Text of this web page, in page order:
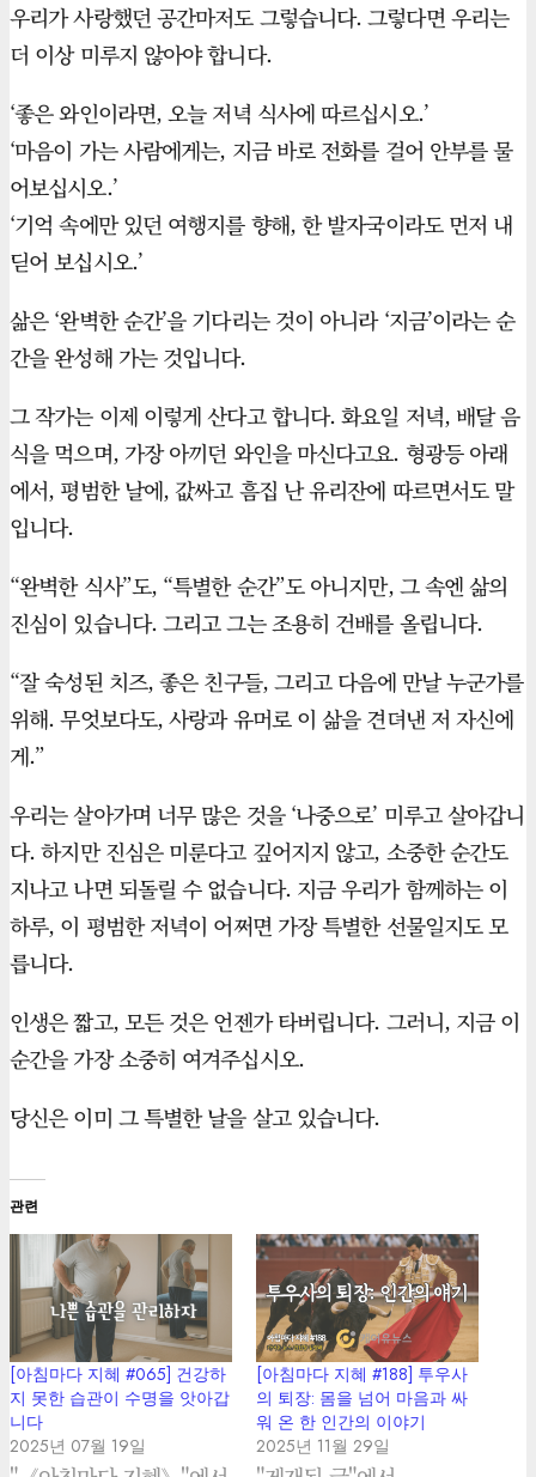
우리가 사랑했던 공간마저도 그렇습니다. 그렇다면 우리는
더 이상 미루지 않아야 합니다.
‘좋은 와인이라면, 오늘 저녁 식사에 따르십시오.’
‘마음이 가는 사람에게는, 지금 바로 전화를 걸어 안부를 물
어보십시오.’
‘기억 속에만 있던 여행지를 향해, 한 발자국이라도 먼저 내
딛어 보십시오.’
삶은 ‘완벽한 순간’을 기다리는 것이 아니라 ‘지금’이라는 순
간을 완성해 가는 것입니다.
그 작가는 이제 이렇게 산다고 합니다. 화요일 저녁, 배달 음
식을 먹으며, 가장 아끼던 와인을 마신다고요. 형광등 아래
에서, 평범한 날에, 값싸고 흠집 난 유리잔에 따르면서도 말
입니다.
“완벽한 식사”도, “특별한 순간”도 아니지만, 그 속엔 삶의
진심이 있습니다. 그리고 그는 조용히 건배를 올립니다.
“잘 숙성된 치즈, 좋은 친구들, 그리고 다음에 만날 누군가를
위해. 무엇보다도, 사랑과 유머로 이 삶을 견뎌낸 저 자신에
게.”
우리는 살아가며 너무 많은 것을 ‘나중으로’ 미루고 살아갑니
다. 하지만 진심은 미룬다고 깊어지지 않고, 소중한 순간도
지나고 나면 되돌릴 수 없습니다. 지금 우리가 함께하는 이
하루, 이 평범한 저녁이 어쩌면 가장 특별한 선물일지도 모
릅니다.
인생은 짧고, 모든 것은 언젠가 타버립니다. 그러니, 지금 이
순간을 가장 소중히 여겨주십시오.
당신은 이미 그 특별한 날을 살고 있습니다.
관련
[아침마다 지혜 #065] 건강하
지 못한 습관이 수명을 앗아갑
니다
2025년 07월 19일
[아침마다 지혜 #188] 투우사
의 퇴장: 몸을 넘어 마음과 싸
워 온 한 인간의 이야기
2025년 11월 29일